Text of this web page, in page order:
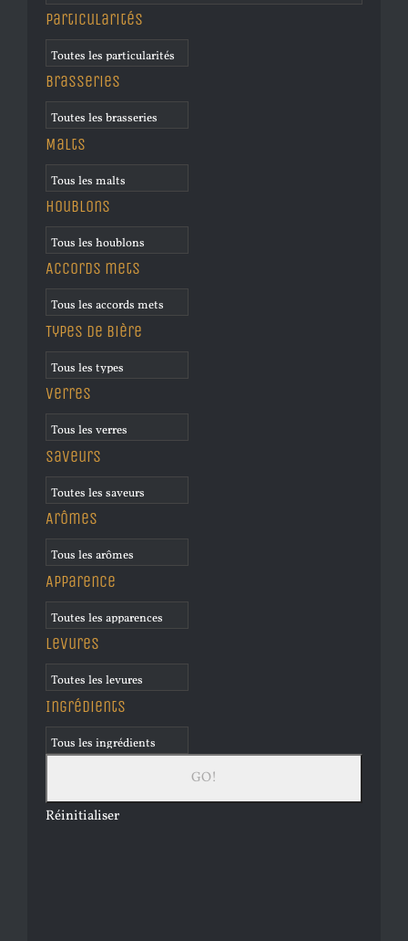
Particularités
Brasseries
Malts
Houblons
Accords mets
Types de bière
Verres
Saveurs
Arômes
Apparence
Levures
Ingrédients
Réinitialiser